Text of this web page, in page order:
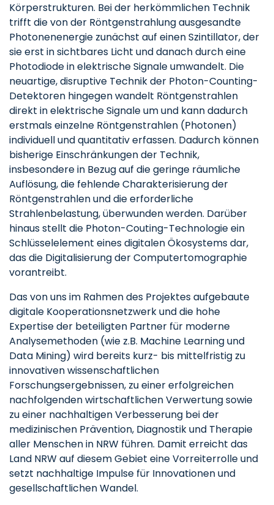
Körperstrukturen. Bei der herkömmlichen Technik
trifft die von der Röntgenstrahlung ausgesandte
Photonenenergie zunächst auf einen Szintillator, der
sie erst in sichtbares Licht und danach durch eine
Photodiode in elektrische Signale umwandelt. Die
neuartige, disruptive Technik der Photon-Counting-
Detektoren hingegen wandelt Röntgenstrahlen
direkt in elektrische Signale um und kann dadurch
erstmals einzelne Röntgenstrahlen (Photonen)
individuell und quantitativ erfassen. Dadurch können
bisherige Einschränkungen der Technik,
insbesondere in Bezug auf die geringe räumliche
Auflösung, die fehlende Charakterisierung der
Röntgenstrahlen und die erforderliche
Strahlenbelastung, überwunden werden. Darüber
hinaus stellt die Photon-Couting-Technologie ein
Schlüsselelement eines digitalen Ökosystems dar,
das die Digitalisierung der Computertomographie
vorantreibt.
Das von uns im Rahmen des Projektes aufgebaute
digitale Kooperationsnetzwerk und die hohe
Expertise der beteiligten Partner für moderne
Analysemethoden (wie z.B. Machine Learning und
Data Mining) wird bereits kurz- bis mittelfristig zu
innovativen wissenschaftlichen
Forschungsergebnissen, zu einer erfolgreichen
nachfolgenden wirtschaftlichen Verwertung sowie
zu einer nachhaltigen Verbesserung bei der
medizinischen Prävention, Diagnostik und Therapie
aller Menschen in NRW führen. Damit erreicht das
Land NRW auf diesem Gebiet eine Vorreiterrolle und
setzt nachhaltige Impulse für Innovationen und
gesellschaftlichen Wandel.